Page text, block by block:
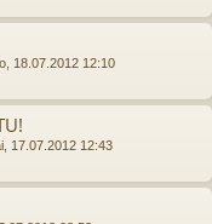
18.07.2012 12:10
17.07.2012 12:43